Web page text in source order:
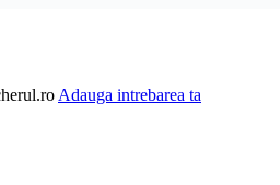
Adauga intrebarea ta